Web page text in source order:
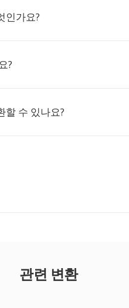
인가요?
?
할 수 있나요?
관련 변환